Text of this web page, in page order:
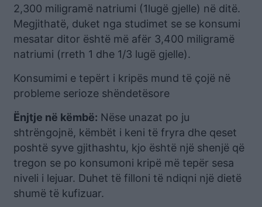
2,300 miligramë natriumi (1lugë gjelle) në ditë.
Megjithatë, duket nga studimet se se konsumi
mesatar ditor është më afër 3,400 miligramë
natriumi (rreth 1 dhe 1/3 lugë gjelle).
Konsumimi e tepërt i kripës mund të çojë në
probleme serioze shëndetësore
Ënjtje në këmbë: Nëse unazat po ju
shtrëngojnë, këmbët i keni të fryra dhe qeset
poshtë syve gjithashtu, kjo është një shenjë që
tregon se po konsumoni kripë më tepër sesa
niveli i lejuar. Duhet të filloni të ndiqni një dietë
shumë të kufizuar.